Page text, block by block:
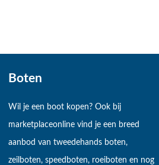
Boten
Wil je een boot kopen? Ook bij
marketplaceonline vind je een breed
aanbod van tweedehands boten,
zeilboten, speedboten, roeiboten en nog